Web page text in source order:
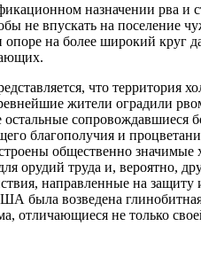
назначении рва и
не впускать на поселение
опоре на более широкий круг
что территория
жители оградили
сопровождавшиеся
благополучия и
общественно значимые
орудий труда и, вероятно,
направленные на
возведена глинобитная
отличающиеся не только